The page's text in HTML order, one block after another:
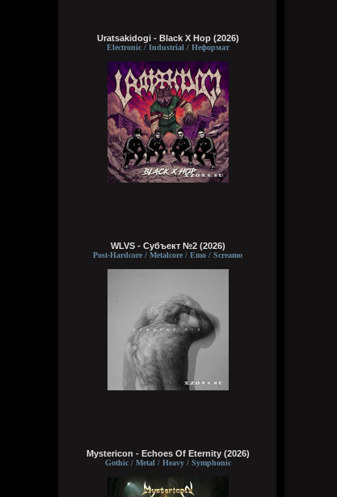
Uratsakidogi - Black X Hop (2026)
Electronic / Industrial / Неформат
WLVS - Субъект №2 (2026)
Post-Hardcore / Metalcore / Emo / Screamo
Mystericon - Echoes Of Eternity (2026)
Gothic / Metal / Heavy / Symphonic